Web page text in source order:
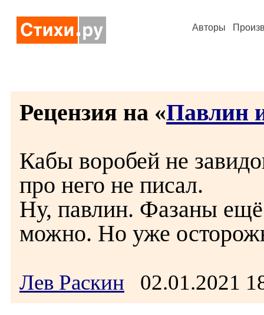
Авторы
Рецензия на «Павлин
Кабы воробей не
про него не писал.
Ну, павлин. Фазаны
можно. Но уже
Лев Раскин 02.01.2021